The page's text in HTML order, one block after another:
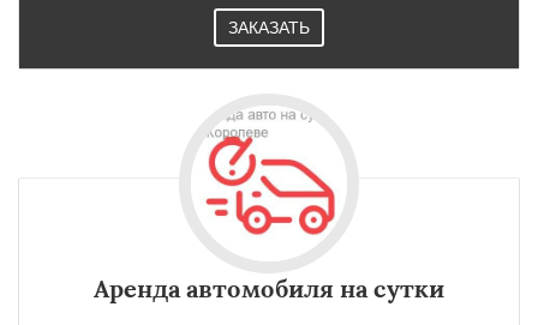
ЗАКАЗАТЬ
Аренда автомобиля на сутки